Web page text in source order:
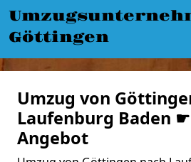
Göttingen
Umzug von
Laufenburg Baden
Angebot